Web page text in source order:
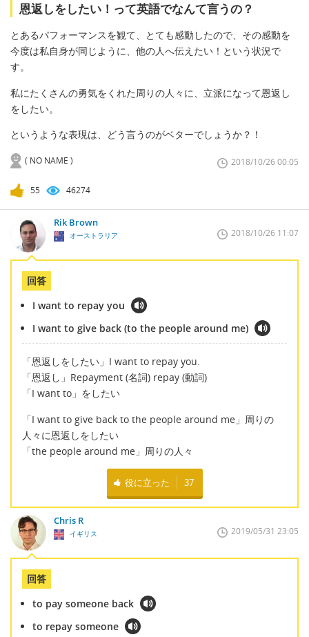
恩返しをしたい！って英語でなんて言うの？
とあるパフォーマンスを観て、とても感動したので、その感動を
今度は私自身が同じように、他の人へ伝えたい！という状況で
す。
私にたくさんの勇気をくれた周りの人々に、立派になって恩返し
をしたい。
というような表現は、どう言うのがベターでしょうか？！
( NO NAME ) 2018/10/26 00:05
55 46274
Rik Brown
オーストラリア 2018/10/26 11:07
回答
I want to repay you
I want to give back (to the people around me)
「恩返しをしたい」I want to repay you.
「恩返し」Repayment (名詞) repay (動詞)
「I want to」をしたい
「I want to give back to the people around me」周りの
人々に恩返しをしたい
「the people around me」周りの人々
役に立った 37
Chris R
イギリス 2019/05/31 23:05
回答
to pay someone back
to repay someone